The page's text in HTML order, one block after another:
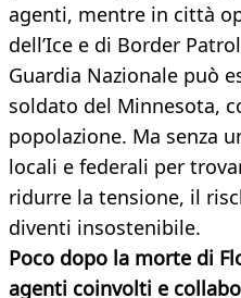
agenti, mentre in città
dell’Ice e di Border
Guardia Nazionale può
soldato del Minnesota,
popolazione. Ma senza
locali e federali per
ridurre la tensione, il
diventi insostenibile.
Poco dopo la morte di
agenti coinvolti e